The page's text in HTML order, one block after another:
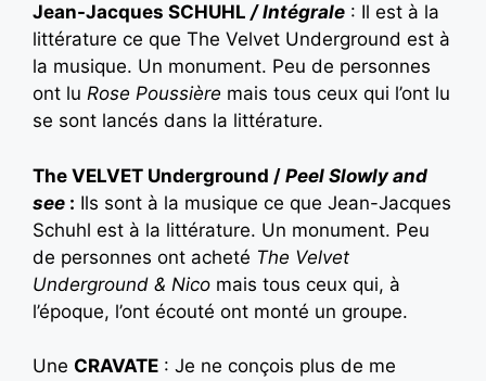
Jean-Jacques SCHUHL / Intégrale : Il est à la
littérature ce que The Velvet Underground est à
la musique. Un monument. Peu de personnes
ont lu Rose Poussière mais tous ceux qui l’ont lu
se sont lancés dans la littérature.
The VELVET Underground / Peel Slowly and
see : Ils sont à la musique ce que Jean-Jacques
Schuhl est à la littérature. Un monument. Peu
de personnes ont acheté The Velvet
Underground & Nico mais tous ceux qui, à
l’époque, l’ont écouté ont monté un groupe.
Une CRAVATE : Je ne conçois plus de me